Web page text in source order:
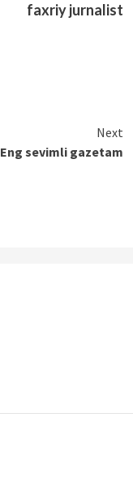
faxriy jurnalist
Next
Eng sevimli gazetam